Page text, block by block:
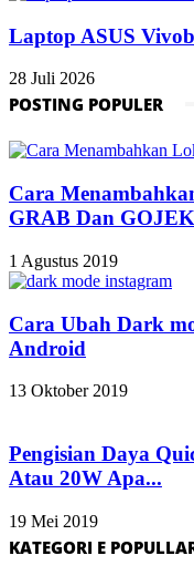
Laptop ASUS
28 Juli 2026
POSTING POPULER
Cara
GRAB Dan GOJEK
1 Agustus 2019
Cara Ubah Dark
Android
13 Oktober 2019
Pengisian Daya
Atau 20W Apa...
19 Mei 2019
KATEGORI E